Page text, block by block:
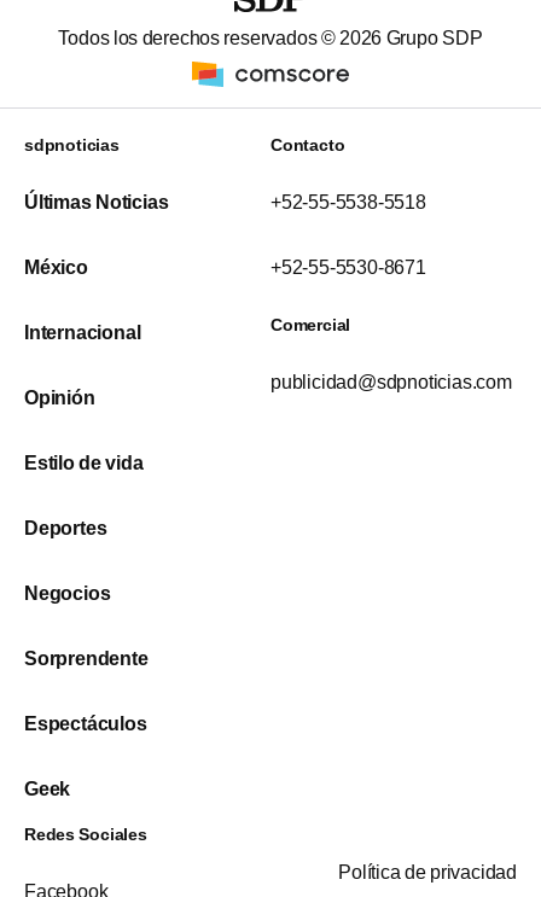
Todos los derechos reservados © 2026 Grupo SDP
sdpnoticias
Últimas Noticias
México
Internacional
Opinión
Estilo de vida
Deportes
Negocios
Sorprendente
Espectáculos
Geek
Contacto
+52-55-5538-5518
+52-55-5530-8671
Comercial
publicidad@sdpnoticias.com
Redes Sociales
Facebook
Política de privacidad